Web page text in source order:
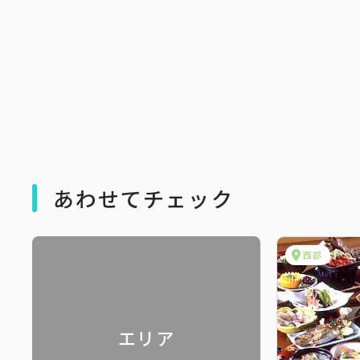
あわせてチェック
エリア
西部